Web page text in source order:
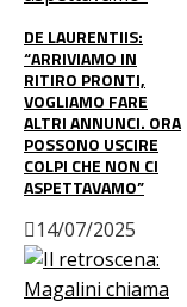
DE LAURENTIIS:
“ARRIVIAMO IN
RITIRO PRONTI,
VOGLIAMO FARE
ALTRI ANNUNCI. ORA
POSSONO USCIRE
COLPI CHE NON CI
ASPETTAVAMO”
14/07/2025